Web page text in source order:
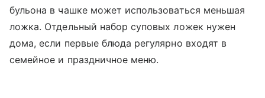
бульона в чашке может использоваться меньшая
ложка. Отдельный набор суповых ложек нужен
дома, если первые блюда регулярно входят в
семейное и праздничное меню.